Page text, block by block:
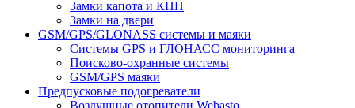
Замки капота и КПП
Замки на двери
GSM/GPS/GLONASS системы и маяки
Системы GPS и ГЛОНАСС мониторинга
Поисково-охранные системы
GSM/GPS маяки
Предпусковые подогреватели
Воздушные отопители Webasto